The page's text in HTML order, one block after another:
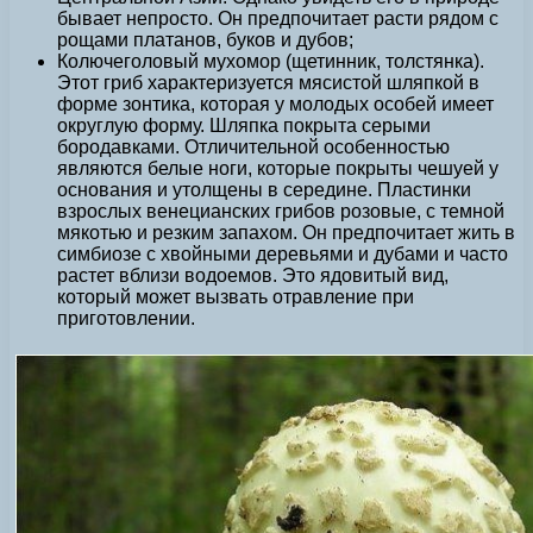
бывает непросто. Он предпочитает расти рядом с
рощами платанов, буков и дубов;
Колючеголовый мухомор (щетинник, толстянка).
Этот гриб характеризуется мясистой шляпкой в
форме зонтика, которая у молодых особей имеет
округлую форму. Шляпка покрыта серыми
бородавками. Отличительной особенностью
являются белые ноги, которые покрыты чешуей у
основания и утолщены в середине. Пластинки
взрослых венецианских грибов розовые, с темной
мякотью и резким запахом. Он предпочитает жить в
симбиозе с хвойными деревьями и дубами и часто
растет вблизи водоемов. Это ядовитый вид,
который может вызвать отравление при
приготовлении.